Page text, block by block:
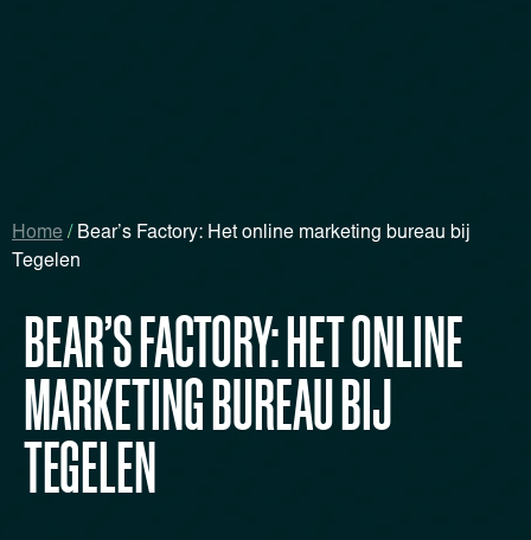
Home / Bear’s Factory: Het online marketing bureau bij
Tegelen
BEAR’S FACTORY: HET ONLINE
MARKETING BUREAU BIJ
TEGELEN